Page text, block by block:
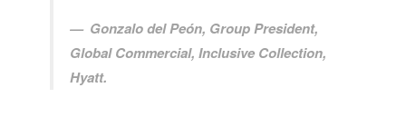
Gonzalo del Peón, Group President,
Global Commercial, Inclusive Collection,
Hyatt.